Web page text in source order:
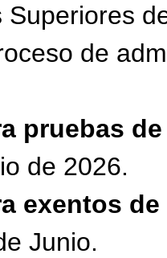
de
pruebas
de 2026.
exentos
Junio.